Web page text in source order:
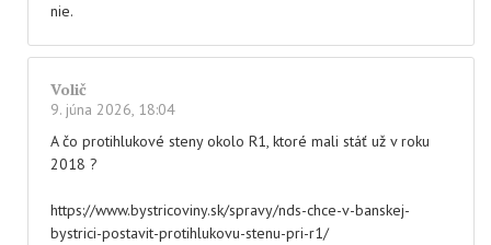
nie.
Volič
9. júna 2026, 18:04
A čo protihlukové steny okolo R1, ktoré mali stáť už v roku
2018 ?
https://www.bystricoviny.sk/spravy/nds-chce-v-banskej-
bystrici-postavit-protihlukovu-stenu-pri-r1/